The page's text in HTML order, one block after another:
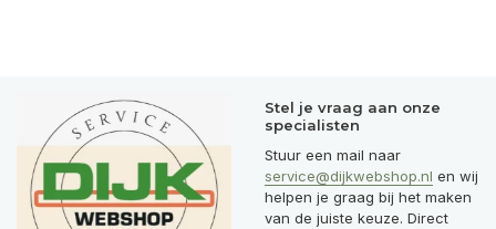
Stel je vraag aan onze
specialisten
Stuur een mail naar
service@dijkwebshop.nl en wij
helpen je graag bij het maken
van de juiste keuze. Direct